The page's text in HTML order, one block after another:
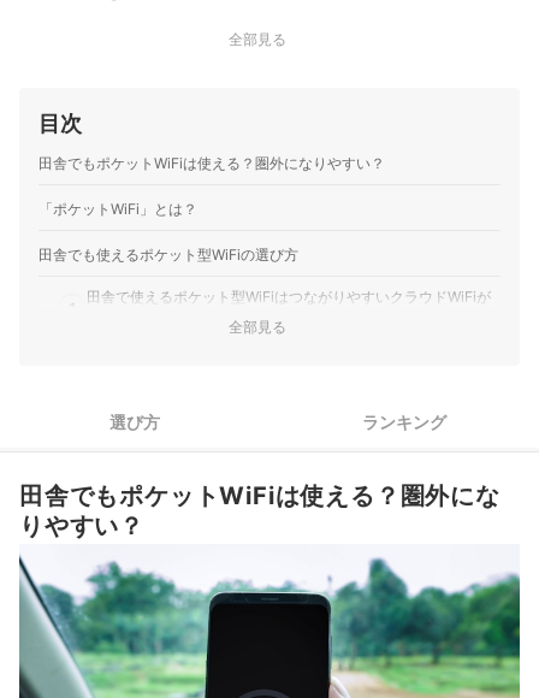
全部見る
目次
田舎でもポケットWiFiは使える？圏外になりやすい？
「ポケットWiFi」とは？
田舎でも使えるポケット型WiFiの選び方
1
田舎で使えるポケット型WiFiはつながりやすいクラウドWiFiが
田舎でも使えるポケット型WiFi全5選おすすめ人気ランキング
全部見る
選び方 ランキング
田舎でもポケットWiFiは使える？圏外にな
りやすい？